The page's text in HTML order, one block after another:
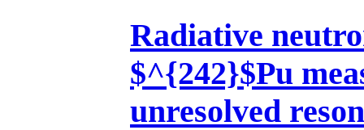
Radiative
$^{242}$Pu
unresolved